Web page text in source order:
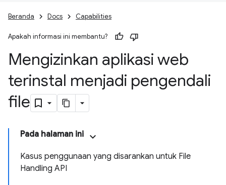
Beranda Docs Capabilities
Apakah informasi ini membantu?
Mengizinkan aplikasi web
terinstal menjadi pengendali
file
Pada halaman ini
Kasus penggunaan yang disarankan untuk File
Handling API